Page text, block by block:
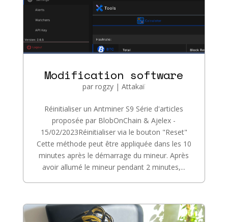
Modification software
parrogzy |Attakaï
Réinitialiser un Antminer S9 Série d'articles
proposée par BlobOnChain & Ajelex -
15/02/2023Réinitialiser via le bouton "Reset"
Cette méthode peut être appliquée dans les 10
minutes après le démarrage du mineur. Après
avoir allumé le mineur pendant 2 minutes,...